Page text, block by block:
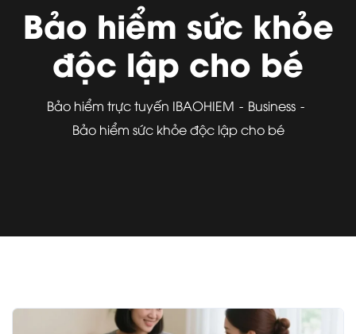
Bảo hiểm sức khỏe
độc lập cho bé
Bảo hiểm trực tuyến IBAOHIEM
Business
Bảo hiểm sức khỏe độc lập cho bé